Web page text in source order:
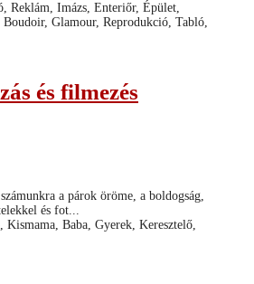
Reklám, Imázs, Enteriőr, Épület,
Glamour, Reprodukció, Tabló,
és filmezés
a párok öröme, a boldogság,
és fot...
Kismama, Baba, Gyerek, Keresztelő,